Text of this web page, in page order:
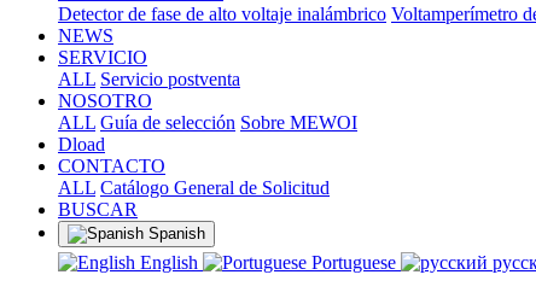
Detector de fase de alto voltaje inalámbrico Voltamperímetro
NEWS
SERVICIO
ALL Servicio postventa
NOSOTRO
ALL Guía de selección Sobre MEWOI
Dload
CONTACTO
ALL Catálogo General de Solicitud
BUSCAR
Spanish
English Portuguese